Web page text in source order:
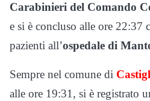
Carabinieri del Comando
e si è concluso alle ore 22:37
pazienti all’ospedale di
Sempre nel comune di
alle ore 19:31, si è registrato